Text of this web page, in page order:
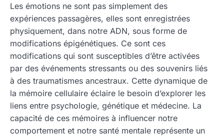
Les émotions ne sont pas simplement des
expériences passagères, elles sont enregistrées
physiquement, dans notre ADN, sous forme de
modifications épigénétiques. Ce sont ces
modifications qui sont susceptibles d’être activées
par des événements stressants ou des souvenirs liés
à des traumatismes ancestraux. Cette dynamique de
la mémoire cellulaire éclaire le besoin d’explorer les
liens entre psychologie, génétique et médecine. La
capacité de ces mémoires à influencer notre
comportement et notre santé mentale représente un